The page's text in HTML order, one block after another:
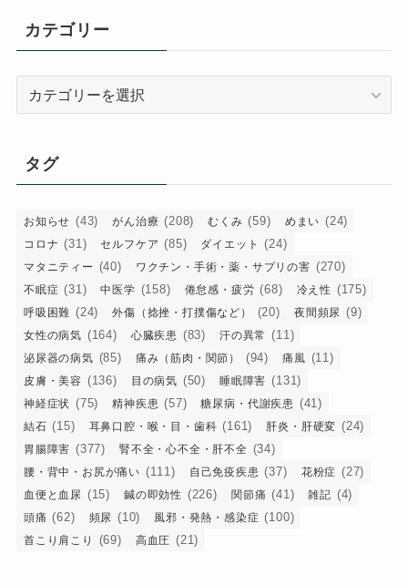
ブ
カテゴリー
ー
タグ
お知らせ (43) がん治療 (208) むくみ (59) めまい (24)
コロナ (31) セルフケア (85) ダイエット (24)
マタニティー (40) ワクチン・手術・薬・サプリの害 (270)
不眠症 (31) 中医学 (158) 倦怠感・疲労 (68) 冷え性 (175)
呼吸困難 (24) 外傷（捻挫・打撲傷など） (20) 夜間頻尿 (9)
女性の病気 (164) 心臓疾患 (83) 汗の異常 (11)
泌尿器の病気 (85) 痛み（筋肉・関節） (94) 痛風 (11)
皮膚・美容 (136) 目の病気 (50) 睡眠障害 (131)
神経症状 (75) 精神疾患 (57) 糖尿病・代謝疾患 (41)
結石 (15) 耳鼻口腔・喉・目・歯科 (161) 肝炎・肝硬変 (24)
胃腸障害 (377) 腎不全・心不全・肝不全 (34)
腰・背中・お尻が痛い (111) 自己免疫疾患 (37) 花粉症 (27)
血便と血尿 (15) 鍼の即効性 (226) 関節痛 (41) 雑記 (4)
頭痛 (62) 頻尿 (10) 風邪・発熱・感染症 (100)
首こり肩こり (69) 高血圧 (21)